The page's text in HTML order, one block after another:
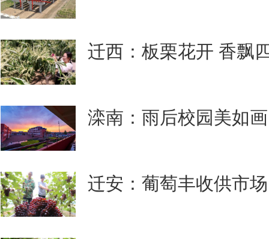
迁西：板栗花开 香飘
滦南：雨后校园美如画
迁安：葡萄丰收供市